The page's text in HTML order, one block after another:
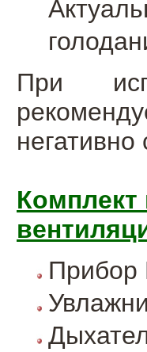
При
негативно
Прибор